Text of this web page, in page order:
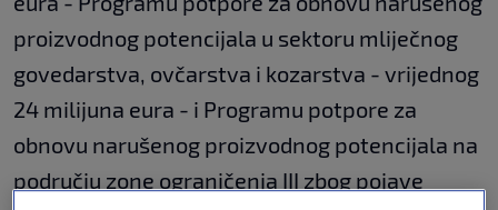
proizvodnog potencijala u sektoru mliječnog
govedarstva, ovčarstva i kozarstva - vrijednog
24 milijuna eura - i Programu potpore za
obnovu narušenog proizvodnog potencijala na
području zone ograničenja III zbog pojave